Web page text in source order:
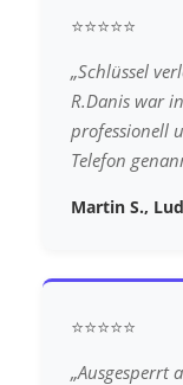
⭐⭐⭐⭐⭐
„Schlüssel
R.Danis war
professionell
Telefon
Martin S.,
⭐⭐⭐⭐⭐
„Ausgesperrt